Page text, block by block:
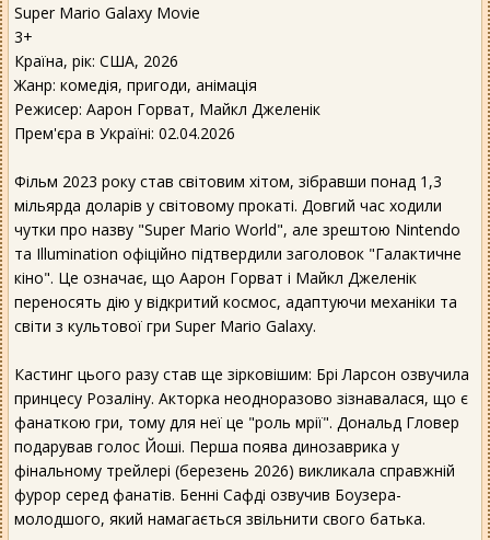
Super Mario Galaxy Movie
3+
Країна, рік: США, 2026
Жанр: комедія, пригоди, анімація
Режисер: Аарон Горват, Майкл Джеленік
Прем'єра в Україні: 02.04.2026
Фільм 2023 року став світовим хітом, зібравши понад 1,3
мільярда доларів у світовому прокаті. Довгий час ходили
чутки про назву "Super Mario World", але зрештою Nintendo
та Illumination офіційно підтвердили заголовок "Галактичне
кіно". Це означає, що Аарон Горват і Майкл Джеленік
переносять дію у відкритий космос, адаптуючи механіки та
світи з культової гри Super Mario Galaxy.
Кастинг цього разу став ще зірковішим: Брі Ларсон озвучила
принцесу Розаліну. Акторка неодноразово зізнавалася, що є
фанаткою гри, тому для неї це "роль мрії". Дональд Гловер
подарував голос Йоші. Перша поява динозаврика у
фінальному трейлері (березень 2026) викликала справжній
фурор серед фанатів. Бенні Сафді озвучив Боузера-
молодшого, який намагається звільнити свого батька.